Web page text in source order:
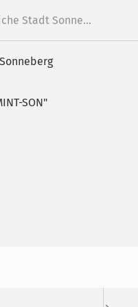
Suche
MINT-freundliche Stadt Sonneberg
SON"